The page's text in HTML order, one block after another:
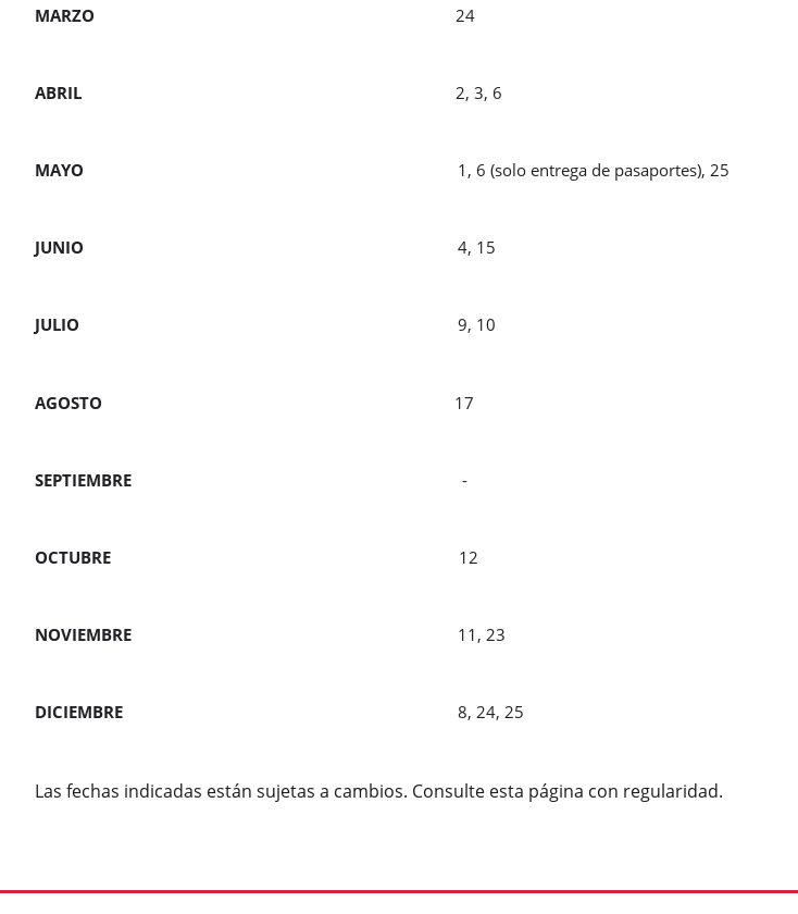
MARZO 24
ABRIL 2, 3, 6
MAYO 1, 6 (solo entrega de pasaportes), 25
JUNIO4, 15
JULIO9, 10
AGOSTO 17
SEPTIEMBRE-
OCTUBRE 12
NOVIEMBRE 11, 23
DICIEMBRE8, 24, 25
Las fechas indicadas están sujetas a cambios. Consulte esta página con regularidad.